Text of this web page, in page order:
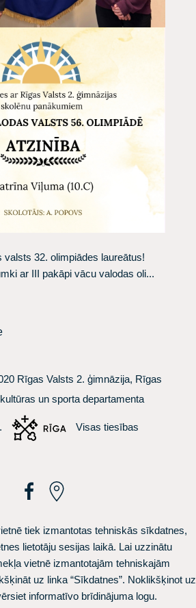
32. olimpiādes laureātus!
ar III pakāpi vācu valodas oli...
Rīgas Valsts 2. ģimnāzija, Rīgas
un sporta departamenta
Visas tiesības
tiek izmantotas tehniskās sīkdatnes,
lietotāju sesijas laikā. Lai uzzinātu
vietnē izmantotajām tehniskajām
uz linka “Sīkdatnes”. Noklikšķinot uz
informatīvo brīdinājuma logu.